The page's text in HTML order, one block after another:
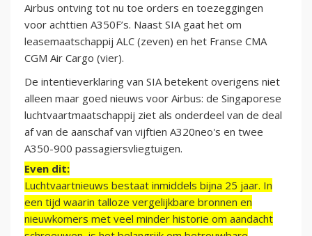
Airbus ontving tot nu toe orders en toezeggingen
voor achttien A350F’s. Naast SIA gaat het om
leasemaatschappij ALC (zeven) en het Franse CMA
CGM Air Cargo (vier).
De intentieverklaring van SIA betekent overigens niet
alleen maar goed nieuws voor Airbus: de Singaporese
luchtvaartmaatschappij ziet als onderdeel van de deal
af van de aanschaf van vijftien A320neo's en twee
A350-900 passagiersvliegtuigen.
Even dit:
Luchtvaartnieuws bestaat inmiddels bijna 25 jaar. In
een tijd waarin talloze vergelijkbare bronnen en
nieuwkomers met veel minder historie om aandacht